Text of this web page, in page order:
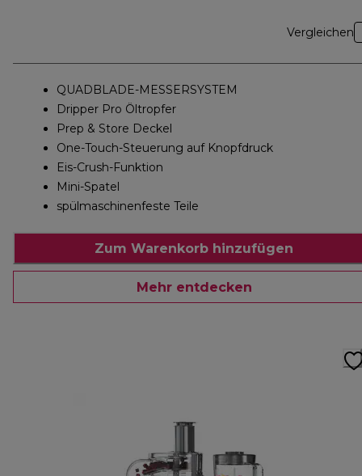
Vergleichen
QUADBLADE-MESSERSYSTEM
Dripper Pro Öltropfer
Prep & Store Deckel
One-Touch-Steuerung auf Knopfdruck
Eis-Crush-Funktion
Mini-Spatel
spülmaschinenfeste Teile
Zum Warenkorb hinzufügen
Mehr entdecken